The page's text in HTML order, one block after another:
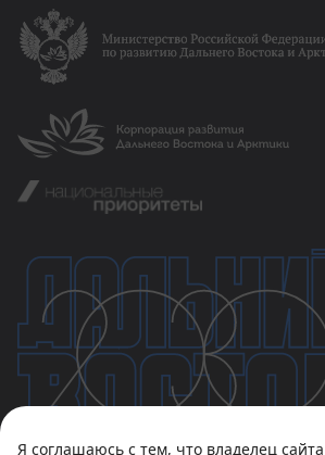
Я соглашаюсь с тем, что владелец